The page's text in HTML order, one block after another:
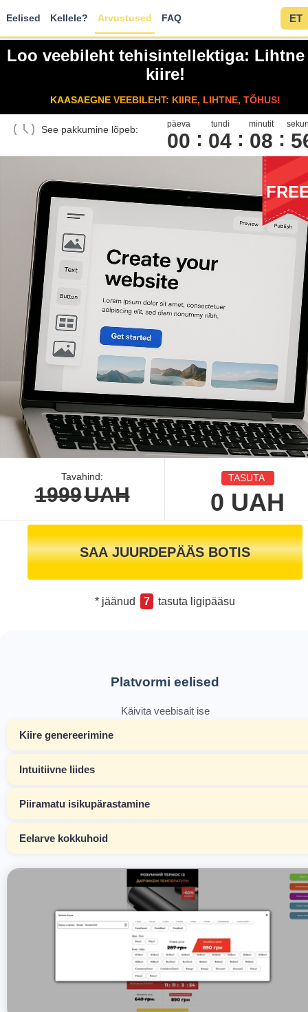
Eelised Kellele? Arvustused FAQ ET
Loo veebileht tehisintellektiga: Lihtne
kiire!
KAASAEGNE VEEBILEHT: KIIRE, LIHTNE, TÕHUS!
See pakkumine lõpeb: päeva
00
tundi
04
minutit
08 5
Tavahind:
1999UAH
TASUTA
0 UAH
SAA JUURDEPÄÄS BOTIS
* jäänud 7 tasuta ligipääsu
Platvormi eelised
Käivita veebisait ise
Kiire genereerimine
Intuitiivne liides
Piiramatu isikupärastamine
Eelarve kokkuhoid